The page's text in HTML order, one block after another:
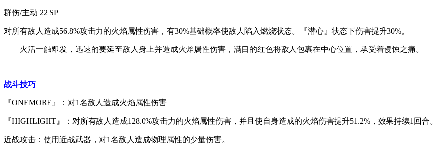
群伤/主动 22 SP
对所有敌人造成56.8%攻击力的火焰属性伤害，有30%基础概率使敌人陷入燃烧状态。『潜心』状态下伤害提升30%。
——火活一触即发，迅速的要延至敌人身上并造成火焰属性伤害，满目的红色将敌人包裹在中心位置，承受着侵蚀之痛。
战斗技巧
『ONEMORE』：对1名敌人造成火焰属性伤害
『HIGHLIGHT』：对所有敌人造成128.0%攻击力的火焰属性伤害，并且使自身造成的火焰伤害提升51.2%，效果持续1回合。
近战攻击：使用近战武器，对1名敌人造成物理属性的少量伤害。